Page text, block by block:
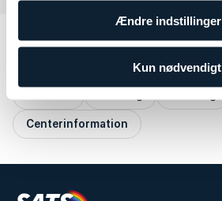
Ændre indstillinger
Kun nødvendigt
Andre kategorier
Centerinformation